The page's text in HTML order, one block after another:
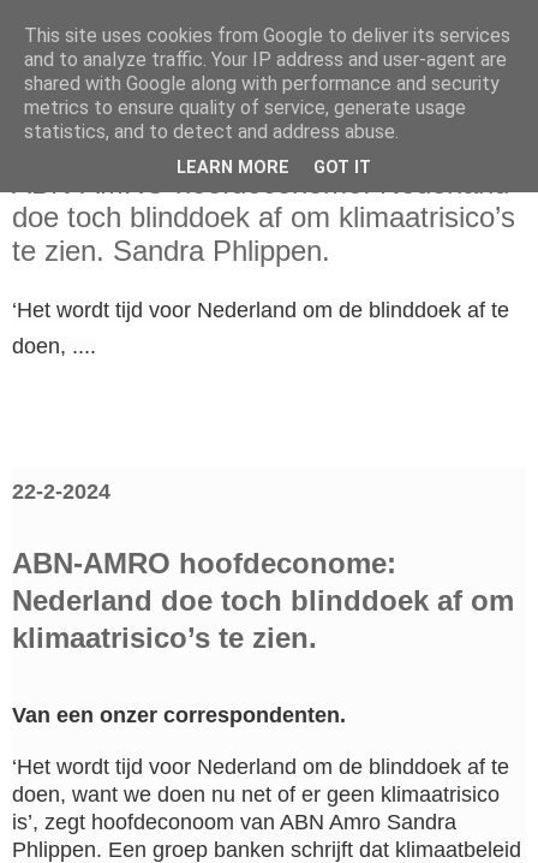
donderdag 22 februari 2024
ABN-AMRO hoofdeconome: Nederland
doe toch blinddoek af om klimaatrisico’s
te zien. Sandra Phlippen.
‘Het wordt tijd voor Nederland om de blinddoek af te
doen, ....
22-2-2024
ABN-AMRO hoofdeconome:
Nederland doe toch blinddoek af om
klimaatrisico’s te zien.
Van een onzer correspondenten.
‘Het wordt tijd voor Nederland om de blinddoek af te
doen, want we doen nu net of er geen klimaatrisico
is’, zegt hoofdeconoom van ABN Amro Sandra
Phlippen. Een groep banken schrijft dat klimaatbeleid
This site uses cookies from Google to deliver its services
and to analyze traffic. Your IP address and user-agent are
shared with Google along with performance and security
metrics to ensure quality of service, generate usage
statistics, and to detect and address abuse.
LEARN MORE GOT IT